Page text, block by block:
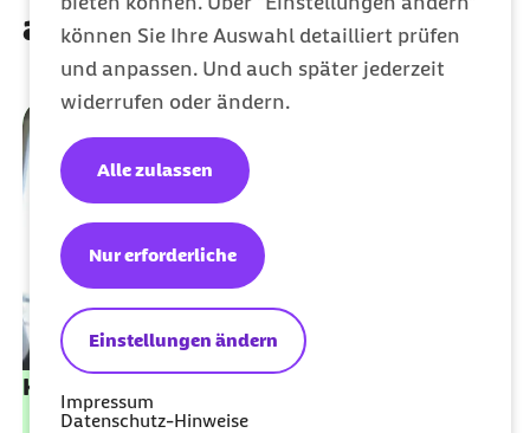
können Sie Ihre Auswahl detailliert prüfen
und anpassen. Und auch später jederzeit
widerrufen oder ändern.
Einstellungen ändern
Nur erforderliche
Alle zulassen
Impressum
Datenschutz-Hinweise
auch interessieren
Kontrollmitteilungen